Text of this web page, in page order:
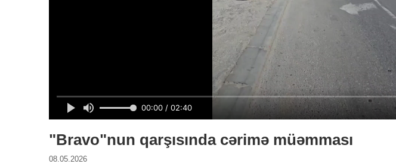
"Bravo"nun qarşısında cərimə müəmması
08.05.2026